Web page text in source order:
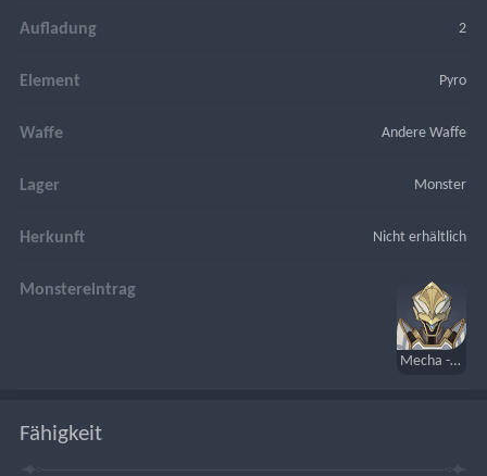
Aufladung 2
Element Pyro
Waffe Andere Waffe
Lager Monster
Herkunft Nicht erhältlich
Monstereintrag
Mecha - Typ: Angriffsspezialist
Fähigkeit